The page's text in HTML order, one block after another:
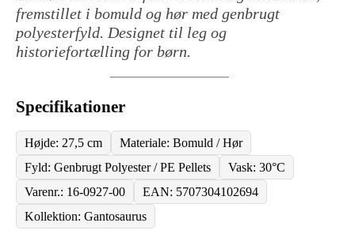
fremstillet i bomuld og hør med genbrugt
polyesterfyld. Designet til leg og
historiefortælling for børn.
Specifikationer
Højde: 27,5 cm
Materiale: Bomuld / Hør
Fyld: Genbrugt Polyester / PE Pellets
Vask: 30°C
Varenr.: 16-0927-00
EAN: 5707304102694
Kollektion: Gantosaurus